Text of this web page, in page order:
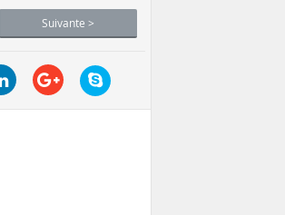
Suivante >